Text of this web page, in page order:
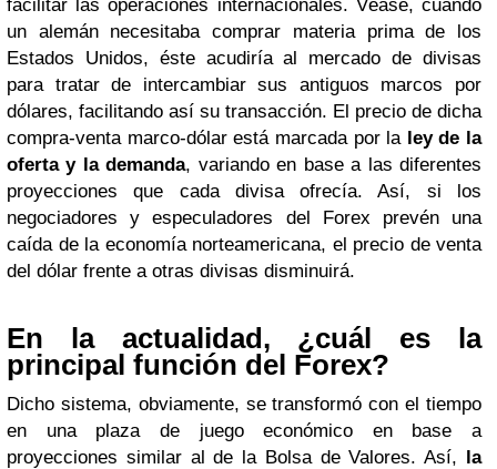
facilitar las operaciones internacionales. Véase, cuando
un alemán necesitaba comprar materia prima de los
Estados Unidos, éste acudiría al mercado de divisas
para tratar de intercambiar sus antiguos marcos por
dólares, facilitando así su transacción. El precio de dicha
compra-venta marco-dólar está marcada por la ley de la
oferta y la demanda, variando en base a las diferentes
proyecciones que cada divisa ofrecía. Así, si los
negociadores y especuladores del Forex prevén una
caída de la economía norteamericana, el precio de venta
del dólar frente a otras divisas disminuirá.
En la actualidad, ¿cuál es la
principal función del Forex?
Dicho sistema, obviamente, se transformó con el tiempo
en una plaza de juego económico en base a
proyecciones similar al de la Bolsa de Valores. Así, la